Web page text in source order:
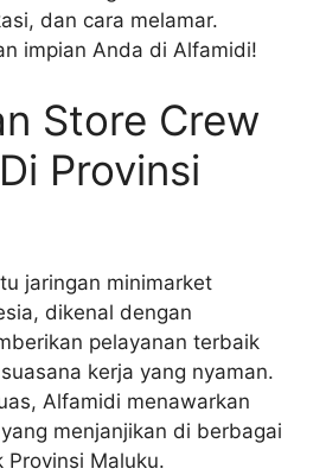
dan cara melamar.
impian Anda di Alfamidi!
Store Crew
Provinsi
jaringan minimarket
dikenal dengan
pelayanan terbaik
kerja yang nyaman.
Alfamidi menawarkan
menjanjikan di berbagai
Maluku.